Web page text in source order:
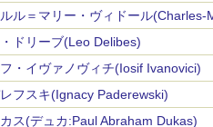
ル＝マリー・ヴィドール(Charles-
ドリーブ(Leo Delibes)
・イヴァノヴィチ(Iosif Ivanovici)
フスキ(Ignacy Paderewski)
ス(デュカ:Paul Abraham Dukas)